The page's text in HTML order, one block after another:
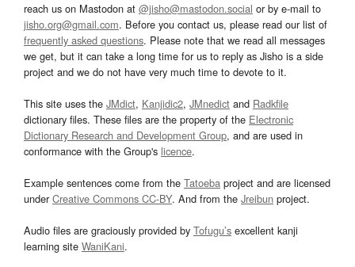
reach us on Mastodon at @jisho@mastodon.social or by e-mail to
jisho.org@gmail.com. Before you contact us, please read our list of
frequently asked questions. Please note that we read all messages
we get, but it can take a long time for us to reply as Jisho is a side
project and we do not have very much time to devote to it.
This site uses the JMdict, Kanjidic2, JMnedict and Radkfile
dictionary files. These files are the property of the Electronic
Dictionary Research and Development Group, and are used in
conformance with the Group's licence.
Example sentences come from the Tatoeba project and are licensed
underCreative Commons CC-BY. And from the Jreibun project.
Audio files are graciously provided by Tofugu’s excellent kanji
learning site WaniKani.